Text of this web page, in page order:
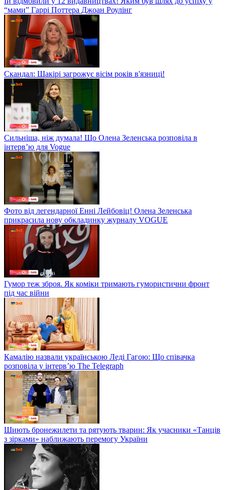
“мами” Гаррі Поттера Джоан Роулінг
Скандал: Шакірі загрожує вісім років в'язниці!
Сильніша, ніж думала! Що Олена Зеленська розповіла в
інтерв’ю для Vogue
Фото від легендарної Енні Лейбовіц! Олена Зеленська
прикрасила нову обкладинку журналу VOGUE
Гумор теж зброя. Як коміки тримають гумористични фронт
під час війни
Камалію назвали українською Леді Гагою: Що співачка
розповіла у інтерв’ю The Telegraph
Шиють бронежилети та рятують тварин: Як учасники «Танців
з зірками» наближають перемогу України